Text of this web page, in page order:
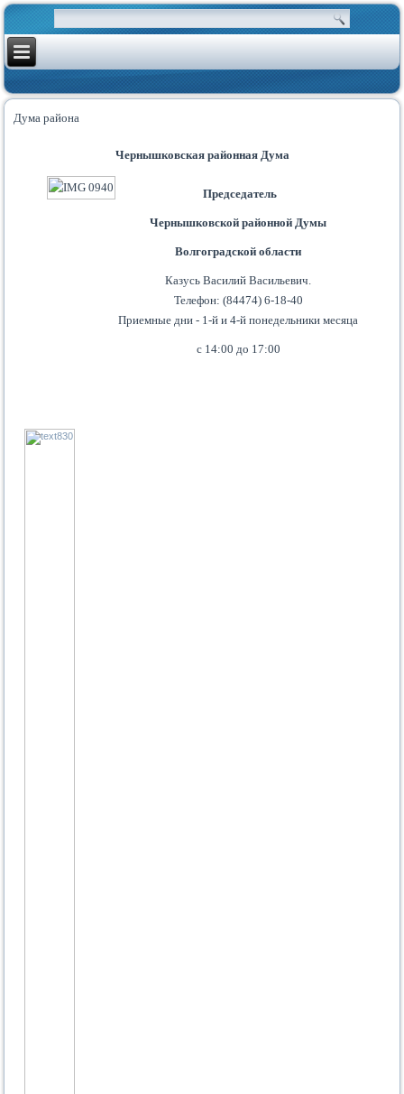
Дума района
Чернышковская районная Дума
Председатель
Чернышковской районной Думы
Волгоградской области
Казусь Василий Васильевич.
Телефон: (84474) 6-18-40
Приемные дни - 1-й и 4-й понедельники месяца
с 14:00 до 17:00